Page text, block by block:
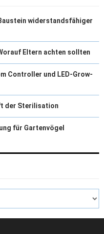
widerstandsfähiger
Eltern achten sollten
Controller und LED-Grow-
der Sterilisation
für Gartenvögel